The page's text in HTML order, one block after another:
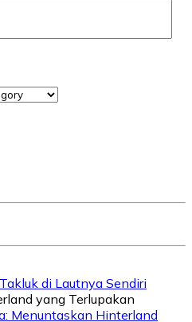
di Lautnya Sendiri
Menuntaskan Hinterland